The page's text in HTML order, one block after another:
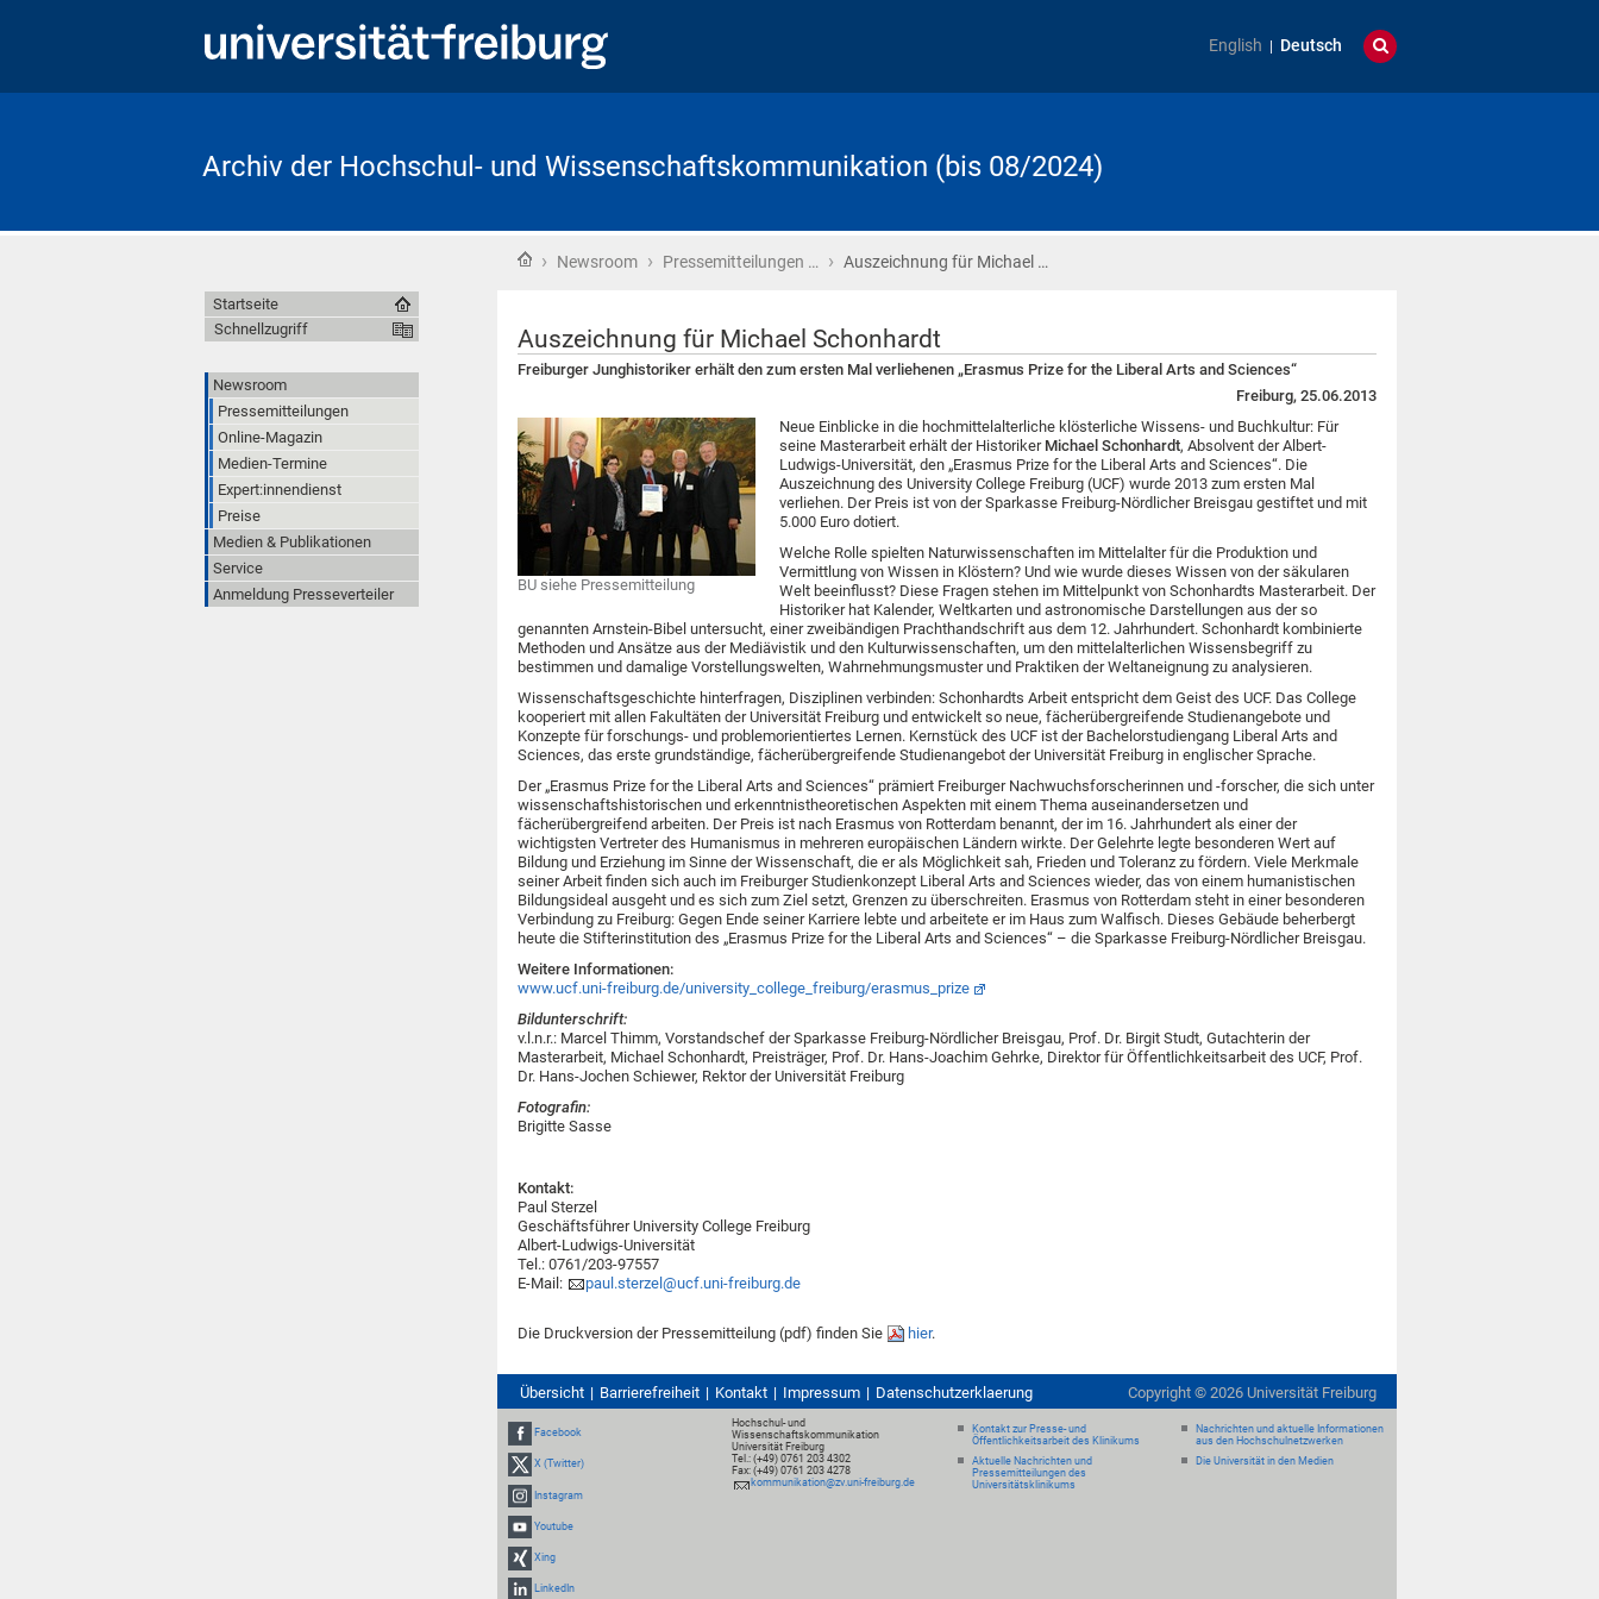
English Deutsch
Archiv der Hochschul- und Wissenschaftskommunikation (bis 08/2024)
Startseite
› Newsroom › Pressemitteilungen … › Auszeichnung für Michael …
Auszeichnung für Michael Schonhardt
Freiburger Junghistoriker erhält den zum ersten Mal verliehenen „Erasmus Prize for the Liberal Arts and Sciences“
Freiburg, 25.06.2013
BU siehe Pressemitteilung
Neue Einblicke in die hochmittelalterliche klösterliche Wissens- und Buchkultur: Für
seine Masterarbeit erhält der Historiker Michael Schonhardt, Absolvent der Albert-
Ludwigs-Universität, den „Erasmus Prize for the Liberal Arts and Sciences“. Die
Auszeichnung des University College Freiburg (UCF) wurde 2013 zum ersten Mal
verliehen. Der Preis ist von der Sparkasse Freiburg-Nördlicher Breisgau gestiftet und mit
5.000 Euro dotiert.
Welche Rolle spielten Naturwissenschaften im Mittelalter für die Produktion und
Vermittlung von Wissen in Klöstern? Und wie wurde dieses Wissen von der säkularen
Welt beeinflusst? Diese Fragen stehen im Mittelpunkt von Schonhardts Masterarbeit. Der
Historiker hat Kalender, Weltkarten und astronomische Darstellungen aus der so
genannten Arnstein-Bibel untersucht, einer zweibändigen Prachthandschrift aus dem 12. Jahrhundert. Schonhardt kombinierte
Methoden und Ansätze aus der Mediävistik und den Kulturwissenschaften, um den mittelalterlichen Wissensbegriff zu
bestimmen und damalige Vorstellungswelten, Wahrnehmungsmuster und Praktiken der Weltaneignung zu analysieren.
Wissenschaftsgeschichte hinterfragen, Disziplinen verbinden: Schonhardts Arbeit entspricht dem Geist des UCF. Das College
kooperiert mit allen Fakultäten der Universität Freiburg und entwickelt so neue, fächerübergreifende Studienangebote und
Konzepte für forschungs- und problemorientiertes Lernen. Kernstück des UCF ist der Bachelorstudiengang Liberal Arts and
Sciences, das erste grundständige, fächerübergreifende Studienangebot der Universität Freiburg in englischer Sprache.
Der „Erasmus Prize for the Liberal Arts and Sciences“ prämiert Freiburger Nachwuchsforscherinnen und -forscher, die sich unter
wissenschaftshistorischen und erkenntnistheoretischen Aspekten mit einem Thema auseinandersetzen und
fächerübergreifend arbeiten. Der Preis ist nach Erasmus von Rotterdam benannt, der im 16. Jahrhundert als einer der
wichtigsten Vertreter des Humanismus in mehreren europäischen Ländern wirkte. Der Gelehrte legte besonderen Wert auf
Bildung und Erziehung im Sinne der Wissenschaft, die er als Möglichkeit sah, Frieden und Toleranz zu fördern. Viele Merkmale
seiner Arbeit finden sich auch im Freiburger Studienkonzept Liberal Arts and Sciences wieder, das von einem humanistischen
Bildungsideal ausgeht und es sich zum Ziel setzt, Grenzen zu überschreiten. Erasmus von Rotterdam steht in einer besonderen
Verbindung zu Freiburg: Gegen Ende seiner Karriere lebte und arbeitete er im Haus zum Walfisch. Dieses Gebäude beherbergt
heute die Stifterinstitution des „Erasmus Prize for the Liberal Arts and Sciences“ – die Sparkasse Freiburg-Nördlicher Breisgau.
Weitere Informationen:
www.ucf.uni-freiburg.de/university_college_freiburg/erasmus_prize
Bildunterschrift:
v.l.n.r.: Marcel Thimm, Vorstandschef der Sparkasse Freiburg-Nördlicher Breisgau, Prof. Dr. Birgit Studt, Gutachterin der
Masterarbeit, Michael Schonhardt, Preisträger, Prof. Dr. Hans-Joachim Gehrke, Direktor für Öffentlichkeitsarbeit des UCF, Prof.
Dr. Hans-Jochen Schiewer, Rektor der Universität Freiburg
Fotografin:
Brigitte Sasse
Kontakt:
Paul Sterzel
Geschäftsführer University College Freiburg
Albert-Ludwigs-Universität
Tel.: 0761/203-97557
E-Mail:
paul.sterzel@ucf.uni-freiburg.de
Die Druckversion der Pressemitteilung (pdf) finden Sie hier.
Startseite
Schnellzugriff
Newsroom
Pressemitteilungen
Online-Magazin
Medien-Termine
Expert:innendienst
Preise
Medien & Publikationen
Service
Anmeldung Presseverteiler
Übersicht Barrierefreiheit Kontakt Impressum Datenschutzerklaerung Copyright © 2026 Universität Freiburg
Facebook
X (Twitter)
Instagram
Youtube
Xing
LinkedIn
Hochschul- und
Wissenschaftskommunikation
Universität Freiburg
Tel.: (+49) 0761 203 4302
Fax: (+49) 0761 203 4278
kommunikation@zv.uni-freiburg.de
Kontakt zur Presse- und
Öffentlichkeitsarbeit des Klinikums
Aktuelle Nachrichten und
Pressemitteilungen des
Universitätsklinikums
Nachrichten und aktuelle Informationen
aus den Hochschulnetzwerken
Die Universität in den Medien